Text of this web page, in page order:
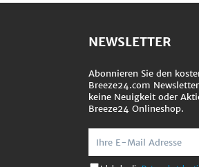
NEWSLETTER
Abonnieren Sie den
Breeze24.com
keine Neuigkeit oder
Breeze24 Onlineshop.